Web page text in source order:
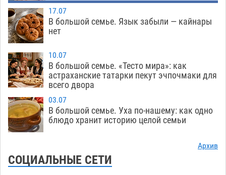
09:00
Лидеры чеченской диаспоры в Астрахани
осудили выходку молодого лихача с улицы
Никольской
18:00
Завтра астраханцы проведут день в режиме
экстремальной температурной нагрузки
17:09
Астраханский котлован с мусором угрожает
плодородию Харабалинского района
578
16:24
Игорь Редькин проинспектировал
17.07
В большой семье. Язык забыли — кайнары
нет
10.07
В большой семье. «Тесто мира»: как
астраханские татарки пекут эчпочмаки для
всего двора
03.07
В большой семье. Уха по-нашему: как одно
блюдо хранит историю целой семьи
Архив
СОЦИАЛЬНЫЕ СЕТИ